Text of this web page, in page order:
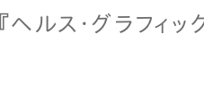
『ヘルス・グラフィ